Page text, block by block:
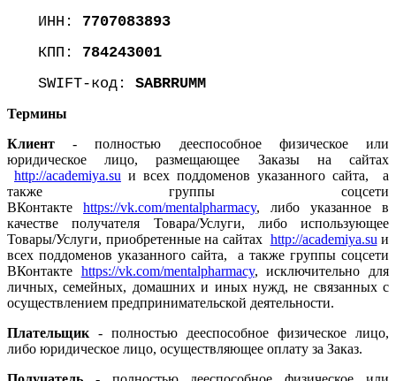
ИНН: 7707083893
КПП: 784243001
SWIFT-код:SABRRUMM
Термины
Клиент - полностью дееспособное физическое или
юридическое лицо, размещающее Заказы на сайтах
http://academiya.su и всех поддоменов указанного сайта, а
также группы соцсети
ВКонтакте https://vk.com/mentalpharmacy, либо указанное в
качестве получателя Товара/Услуги, либо использующее
Товары/Услуги, приобретенные на сайтах http://academiya.su и
всех поддоменов указанного сайта, а также группы соцсети
ВКонтакте https://vk.com/mentalpharmacy, исключительно для
личных, семейных, домашних и иных нужд, не связанных с
осуществлением предпринимательской деятельности.
Плательщик - полностью дееспособное физическое лицо,
либо юридическое лицо, осуществляющее оплату за Заказ.